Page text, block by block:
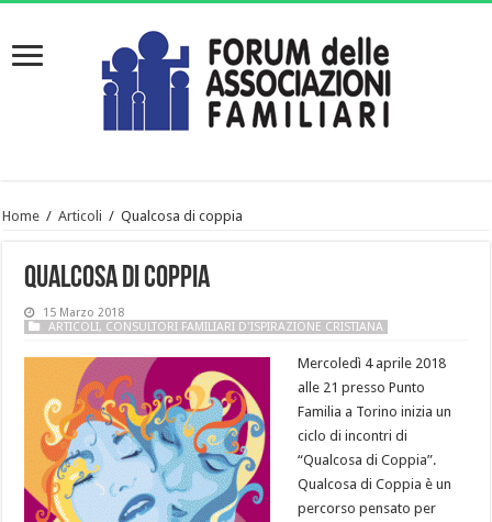
Home / Articoli / Qualcosa di coppia
Qualcosa di coppia
15 Marzo 2018
ARTICOLI, CONSULTORI FAMILIARI D'ISPIRAZIONE CRISTIANA
Mercoledì 4 aprile 2018
alle 21 presso Punto
Familia a Torino inizia un
ciclo di incontri di
“Qualcosa di Coppia”.
Qualcosa di Coppia è un
percorso pensato per